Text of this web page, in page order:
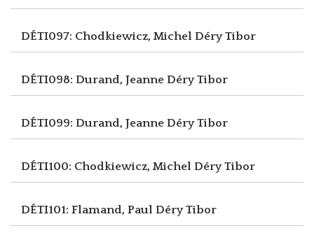
DÉTI097: Chodkiewicz, Michel Déry Tibor
DÉTI098: Durand, Jeanne Déry Tibor
DÉTI099: Durand, Jeanne Déry Tibor
DÉTI100: Chodkiewicz, Michel Déry Tibor
DÉTI101: Flamand, Paul Déry Tibor